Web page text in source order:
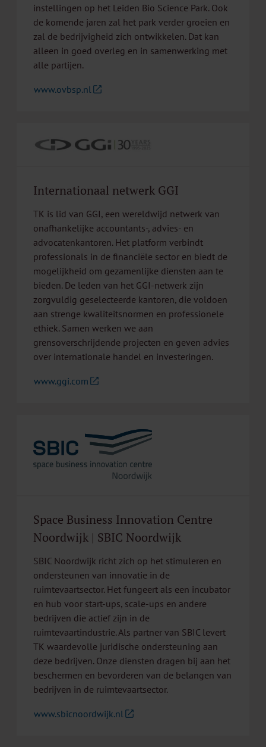
instellingen op het Leiden Bio Science Park. Ook
de komende jaren zal het park verder groeien en
zal de bedrijvigheid zich ontwikkelen. Dat kan
alleen in goed overleg en in samenwerking met
alle partijen.
www.ovbsp.nl
Internationaal netwerk GGI
TK is lid van GGI, een wereldwijd netwerk van
onafhankelijke accountants-, advies- en
advocatenkantoren. Het platform verbindt
professionals in de financiële sector en biedt de
mogelijkheid om gezamenlijke diensten aan te
bieden. De leden van het GGI-netwerk zijn
zorgvuldig geselecteerde kantoren, die voldoen
aan strenge kwaliteitsnormen en professionele
ethiek. Samen werken we aan
grensoverschrijdende projecten en geven advies
over internationale handel en investeringen.
www.ggi.com
Space Business Innovation Centre
Noordwijk | SBIC Noordwijk
SBIC Noordwijk richt zich op het stimuleren en
ondersteunen van innovatie in de
ruimtevaartsector. Het fungeert als een incubator
en hub voor start-ups, scale-ups en andere
bedrijven die actief zijn in de
ruimtevaartindustrie. Als partner van SBIC levert
TK waardevolle juridische ondersteuning aan
deze bedrijven. Onze diensten dragen bij aan het
beschermen en bevorderen van de belangen van
bedrijven in de ruimtevaartsector.
www.sbicnoordwijk.nl